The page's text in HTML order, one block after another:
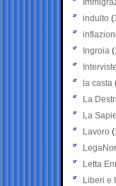
indulto
Ingroia
Interviste
la casta
La
La
Lavoro
Letta
Liberi e